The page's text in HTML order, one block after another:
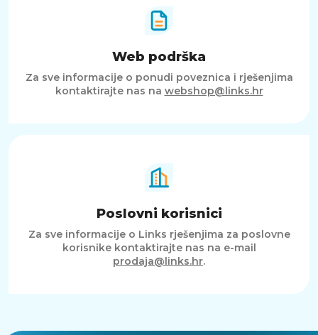
Web podrška
Za sve informacije o ponudi poveznica i rješenjima
kontaktirajte nas na webshop@links.hr
Poslovni korisnici
Za sve informacije o Links rješenjima za poslovne
korisnike kontaktirajte nas na e-mail
prodaja@links.hr.